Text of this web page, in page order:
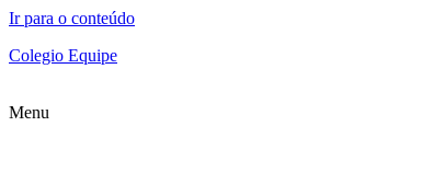
Ir para o conteúdo
Colegio Equipe
Menu